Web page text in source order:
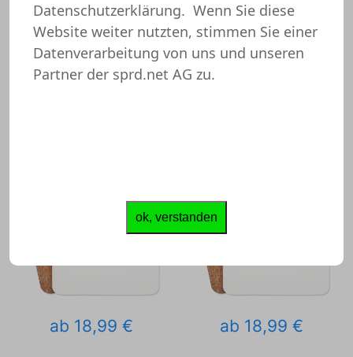
ab 18,99 € ab 18,99 €
Datenschutzerklärung. Wenn Sie diese
Website weiter nutzten, stimmen Sie einer
Datenverarbeitung von uns und unseren
Partner der sprd.net AG zu.
ok, verstanden